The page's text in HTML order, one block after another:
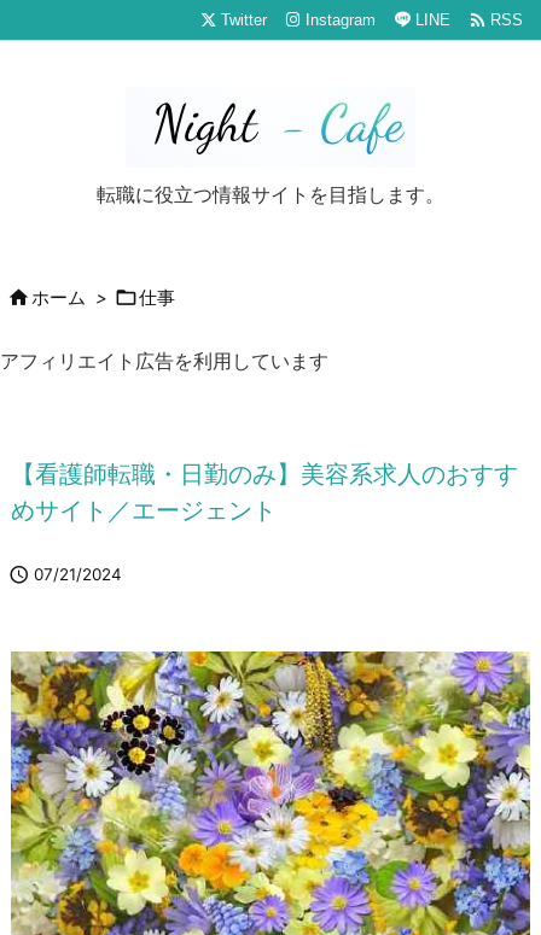
Twitter Instagram LINE  RSS
転職に役立つ情報サイトを目指します。
ホーム > 仕事
アフィリエイト広告を利用しています
【看護師転職・日勤のみ】美容系求人のおすす
めサイト／エージェント
 07/21/2024